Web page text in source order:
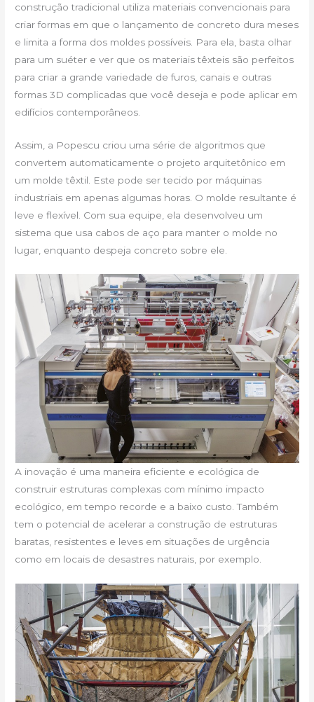
construção tradicional utiliza materiais convencionais ​​para
criar formas em que o lançamento de concreto dura meses
e limita a forma dos moldes possíveis. Para ela, basta olhar
para um suéter e ver que os materiais têxteis são perfeitos
para criar a grande variedade de furos, canais e outras
formas 3D complicadas que você deseja e pode aplicar em
edifícios contemporâneos.
Assim, a Popescu criou uma série de algoritmos que
convertem automaticamente o projeto arquitetônico em
um molde têxtil. Este pode ser tecido por máquinas
industriais em apenas algumas horas. O molde resultante é
leve e flexível. Com sua equipe, ela desenvolveu um
sistema que usa cabos de aço para manter o molde no
lugar, enquanto despeja concreto sobre ele.
A inovação é uma maneira eficiente e ecológica de
construir estruturas complexas com mínimo impacto
ecológico, em tempo recorde e a baixo custo. Também
tem o potencial de acelerar a construção de estruturas
baratas, resistentes e leves em situações de urgência
como em locais de desastres naturais, por exemplo.